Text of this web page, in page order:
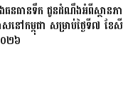
ធនធានទឹក ជូនដំណឹងអំពីស្ថានភ
សនៅកម្ពុជា សម្រាប់ថ្ងៃទី៧ ខែ
០២៦